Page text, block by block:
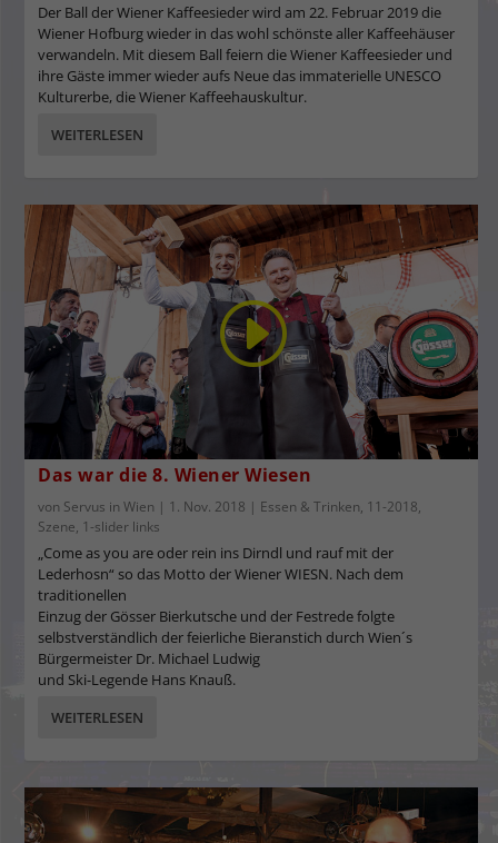
Der Ball der Wiener Kaffeesieder wird am 22. Februar 2019 die
Wiener Hofburg wieder in das wohl schönste aller Kaffeehäuser
verwandeln. Mit diesem Ball feiern die Wiener Kaffeesieder und
ihre Gäste immer wieder aufs Neue das immaterielle UNESCO
Kulturerbe, die Wiener Kaffeehauskultur.
WEITERLESEN
Das war die 8. Wiener Wiesen
von Servus in Wien | 1. Nov. 2018 | Essen & Trinken, 11-2018,
Szene, 1-slider links
„Come as you are oder rein ins Dirndl und rauf mit der
Lederhosn“ so das Motto der Wiener WIESN. Nach dem
traditionellen
Einzug der Gösser Bierkutsche und der Festrede folgte
selbstverständlich der feierliche Bieranstich durch Wien´s
Bürgermeister Dr. Michael Ludwig
und Ski-Legende Hans Knauß.
WEITERLESEN